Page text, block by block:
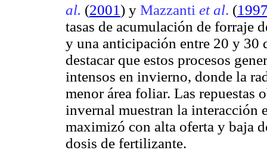
al. (2001) y Mazzanti et al. (
tasas de acumulación de forraje
y una anticipación entre 20 y 30
destacar que estos procesos
intensos en invierno, donde la
menor área foliar. Las repuestas
invernal muestran la interacción
maximizó con alta oferta y baja
dosis de fertilizante.